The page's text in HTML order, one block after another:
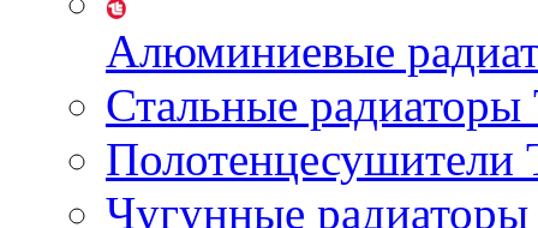
Алюминиевые
Стальные
Чугунные